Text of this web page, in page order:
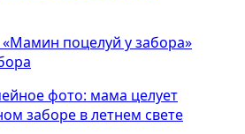
фото: мама целует
заборе в летнем свете